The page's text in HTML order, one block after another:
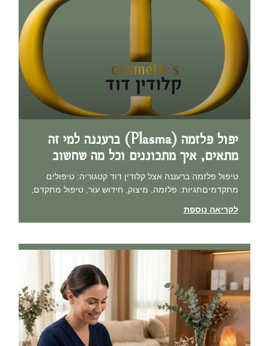
יפול פלזמה (Plasma) ברעננה למי זה
מתאים, איך מתכוננים וכל מה שחשוב
טיפול פלזמה ברעננה אצל קלודין דוד קטגוריה: טיפולים
מתקדמיםתגיות: פלזמה, מיצוק, חידוש עור, טיפול מתקדם,
לקריאה נוספת